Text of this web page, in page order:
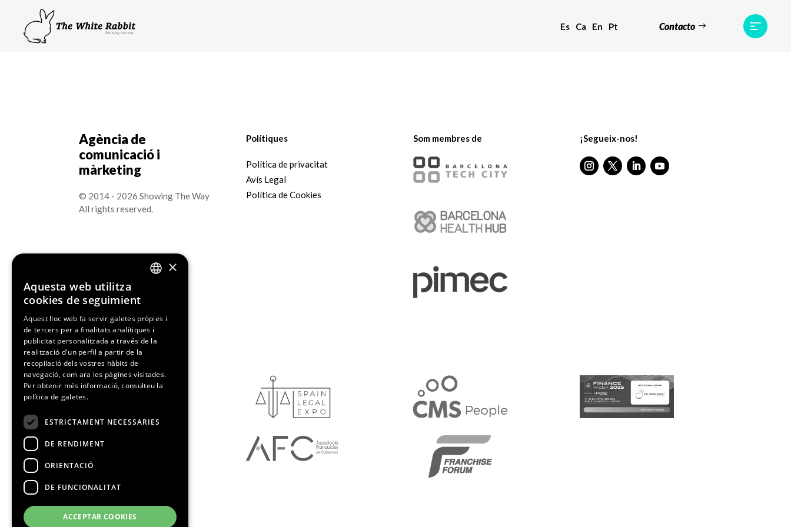
Es Ca En Pt Contacto
Agència de
comunicació i
màrketing
© 2014 - 2026 Showing The Way
All rights reserved.
Polítiques
Política de privacitat
Avís Legal
Política de Cookies
Som membres de ¡Segueix-nos!
Media Partners
CATALAN
×
Aquesta web utilitza
cookies de seguimient
Aquest lloc web fa servir galetes pròpies i
de tercers per a finalitats analítiques i
publicitat personalitzada a través de la
realització d'un perfil a partir de la
recopilació dels vostres hàbits de
navegació, com ara les pàgines visitades.
Per obtenir més informació, consulteu la
política de galetes.
ESTRICTAMENT NECESSARIES
DE RENDIMENT
ORIENTACIÓ
DE FUNCIONALITAT
ACCEPTAR COOKIES